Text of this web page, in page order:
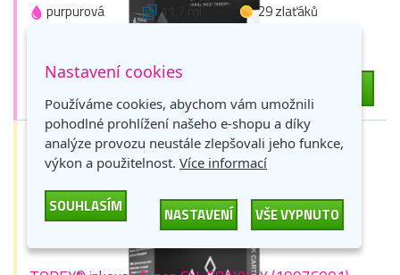
purpurová 11,7 ml
29 zlaťáků
436 Kč
360 Kč bez DPH -
Nastavení cookies
Používáme cookies, abychom vám umožnili
pohodlné prohlížení našeho e-shopu a díky
analýze provozu neustále zlepšovali jeho funkce,
výkon a použitelnost. Více informací
SOUHLASÍM NASTAVENÍ VŠE VYPNUTO